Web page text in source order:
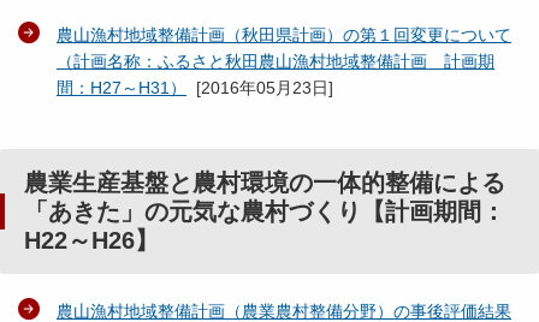
農山漁村地域整備計画（秋田県計画）の第１回変更について
（計画名称：ふるさと秋田農山漁村地域整備計画 計画期
間：H27～H31）
[2016年05月23日]
農業生産基盤と農村環境の一体的整備による
「あきた」の元気な農村づくり【計画期間：
H22～H26】
農山漁村地域整備計画（農業農村整備分野）の事後評価結果